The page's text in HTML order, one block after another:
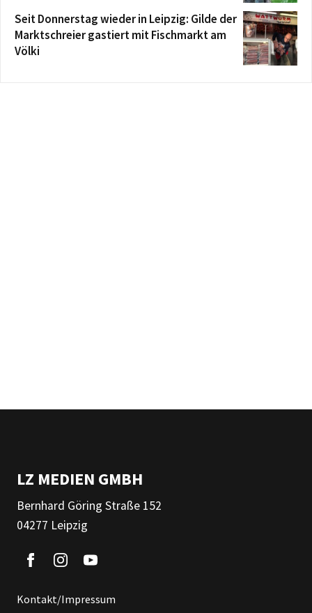
Seit Donnerstag wieder in Leipzig: Gilde der
Marktschreier gastiert mit Fischmarkt am
Völki
LZ MEDIEN GMBH
Bernhard Göring Straße 152
04277 Leipzig
Kontakt/Impressum